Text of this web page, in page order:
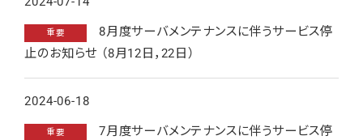
重要
8月度サーバメンテナンスに伴うサービス停
止のお知らせ （8月12日，22日）
2024-06-18
重要
7月度サーバメンテナンスに伴うサービス停